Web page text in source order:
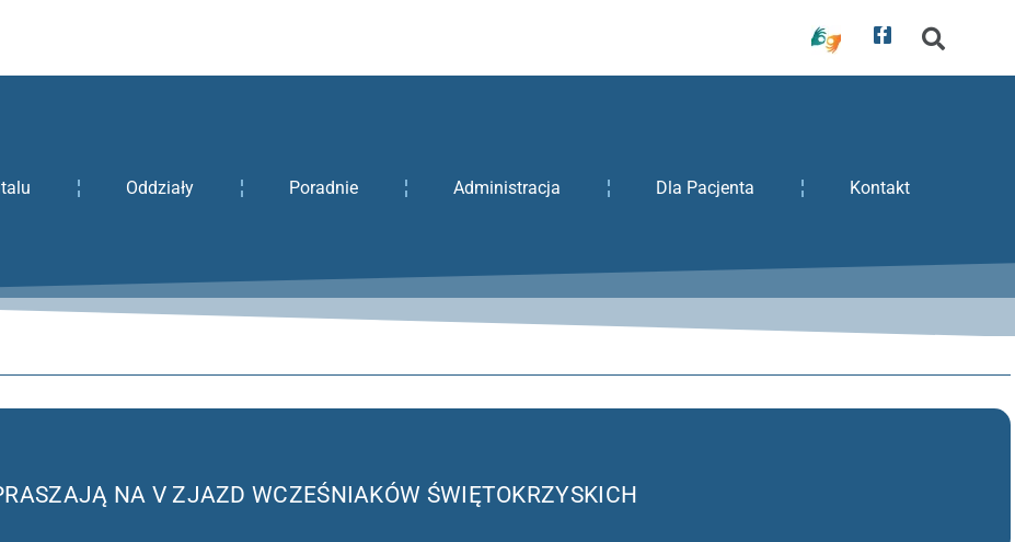
Oddziały Poradnie Administracja Dla Pacjenta Kontakt
NA V ZJAZD WCZEŚNIAKÓW ŚWIĘTOKRZYSKICH